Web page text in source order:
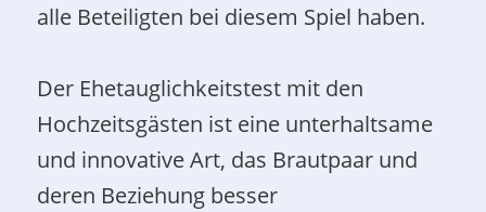
alle Beteiligten bei diesem Spiel haben.
Der Ehetauglichkeitstest mit den
Hochzeitsgästen ist eine unterhaltsame
und innovative Art, das Brautpaar und
deren Beziehung besser